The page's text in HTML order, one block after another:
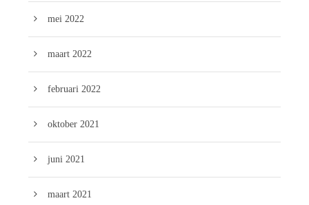
mei 2022
maart 2022
februari 2022
oktober 2021
juni 2021
maart 2021